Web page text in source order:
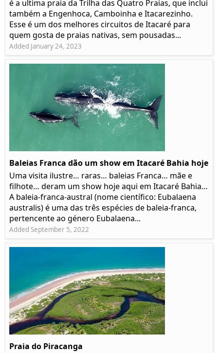
é a ultima praia da Trilha das Quatro Praias, que inclui
também a Engenhoca, Camboinha e Itacarezinho.
Esse é um dos melhores circuitos de Itacaré para
quem gosta de praias nativas, sem pousadas...
Added January 24, 2023
Baleias Franca dão um show em Itacaré Bahia hoje
Uma visita ilustre… raras… baleias Franca… mãe e
filhote… deram um show hoje aqui em Itacaré Bahia…
A baleia-franca-austral (nome científico: Eubalaena
australis) é uma das três espécies de baleia-franca,
pertencente ao género Eubalaena...
Added September 5, 2022
Praia do Piracanga